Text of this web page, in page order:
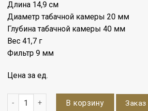
Длина 14,9 см
Диаметр табачной камеры 20 мм
Глубина табачной камеры 40 мм
Вес 41,7 г
Фильтр 9 мм
Цена за ед.
Количество В корзину